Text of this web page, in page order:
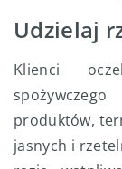
Udzielaj
Klienci
produktów,
jasnych i